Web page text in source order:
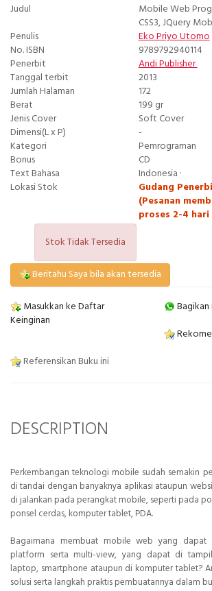
Judul
Mobile Web
CSS3, JQuery
Penulis
Eko Priyo Utomo
No. ISBN
9789792940114
Penerbit
Andi Publisher
Tanggal terbit
2013
Jumlah Halaman
172
Berat
199 gr
Jenis Cover
Soft Cover
Dimensi(L x P)
-
Kategori
Pemrograman
Bonus
CD
Text Bahasa
Indonesia ·
Lokasi Stok
Gudang
(Pesanan
proses 2-4
Stok Tidak Tersedia
Beritahu Saya bila akan tersedia
Masukkan ke Daftar
Keinginan
Referensikan Buku ini
DESCRIPTION
Perkembangan teknologi mobile sudah semakin
di tandai dengan banyaknya aplikasi ataupun
di jalankan pada perangkat mobile, seperti pada
ponsel cerdas, komputer tablet, PDA.
Bagaimana membuat mobile web yang
platform serta multi-view, yang dapat di
laptop, smartphone ataupun di komputer tablet?
solusi serta langkah praktis pembuatannya dalam